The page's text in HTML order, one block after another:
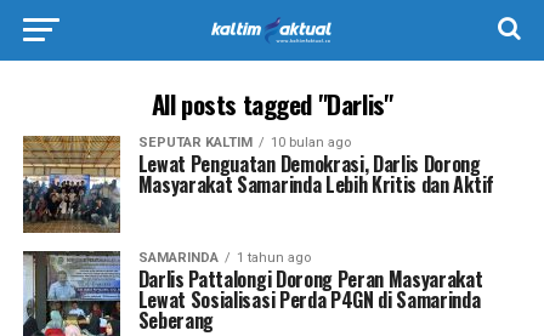
All posts tagged "Darlis"
SEPUTAR KALTIM 10 bulan ago
Lewat Penguatan Demokrasi, Darlis Dorong
Masyarakat Samarinda Lebih Kritis dan Aktif
SAMARINDA 1 tahun ago
Darlis Pattalongi Dorong Peran Masyarakat
Lewat Sosialisasi Perda P4GN di Samarinda
Seberang